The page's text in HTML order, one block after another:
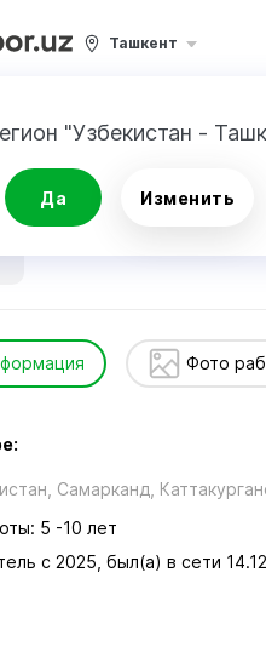
Ташкент
"Узбекистан -
Да Изменить
Ремонт техники Oqilov
Oqilov Abubakr
Фото
Самарканд,
5 -10 лет
с 2025, был(а) в сети